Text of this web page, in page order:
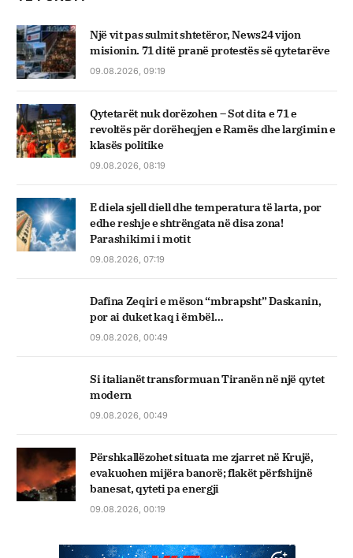
Një vit pas sulmit shtetëror, News24 vijon
misionin. 71 ditë pranë protestës së qytetarëve
09.08.2026, 09:19
Qytetarët nuk dorëzohen – Sot dita e 71 e
revoltës për dorëheqjen e Ramës dhe largimin e
klasës politike
09.08.2026, 08:19
E diela sjell diell dhe temperatura të larta, por
edhe reshje e shtrëngata në disa zona!
Parashikimi i motit
09.08.2026, 07:19
Dafina Zeqiri e mëson “mbrapsht” Daskanin,
por ai duket kaq i ëmbël…
09.08.2026, 00:49
Si italianët transformuan Tiranën në një qytet
modern
09.08.2026, 00:49
Përshkallëzohet situata me zjarret në Krujë,
evakuohen mijëra banorë; flakët përfshijnë
banesat, qyteti pa energji
09.08.2026, 00:19